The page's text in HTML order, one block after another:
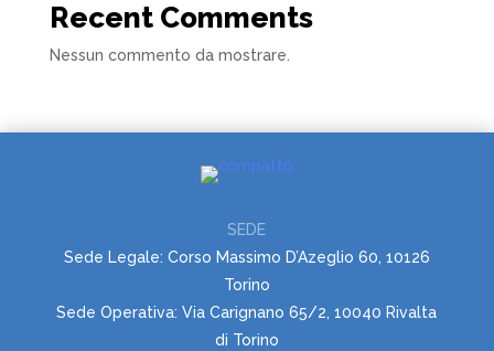
Recent Comments
Nessun commento da mostrare.
SEDE
Sede Legale: Corso Massimo D’Azeglio 60, 10126
Torino
Sede Operativa: Via Carignano 65/2, 10040 Rivalta
di Torino